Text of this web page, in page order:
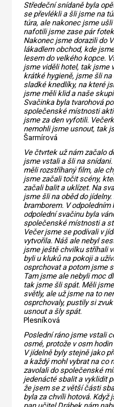
Středeční snídaně byla
se převlékli a šli jsme na
túra, ale nakonec jsme
nafotili jsme zase pár
Nakonec jsme dorazili do
lákadlem obchod, kde
lesem do velkého kopce.
jsme viděli hotel, tak jsme
krátké hygieně, jsme šli
sladké knedlíky, na které
jsme měli klid a naše
Svačinka byla tvarohová
společenské místnosti
jsme za den vyfotili.
nemohli jsme usnout, tak
Šarmírová
Ve čtvrtek už nám začalo
jsme vstali a šli na
měli rozstříhaný film, ale
jsme začali točit scény,
začali balit a uklízet. Na
jsme šli na oběd do
bramborem. V
odpolední svačinu byla
společenské místnosti a
Večer jsme se podívali v
vytvořila. Náš ale nebyl
jsme ještě chvilku stříhali
byli u kluků na pokoji a
osprchovat a potom jsme
Tam jsme ale nebyli moc
tak jsme šli spát. Měli
světly, ale už jsme na to
osprchovaly, pustily si
usnout a šly spát.
Plesníková
Poslední ráno jsme vstali
osmé, protože v osm
V jídelně byly stejně jako
a každý mohl vybrat na co
zavolali do společenské
jedenácté sbalit a vyklidit
že jsem se z větší části
byla za chvíli hotová. Když